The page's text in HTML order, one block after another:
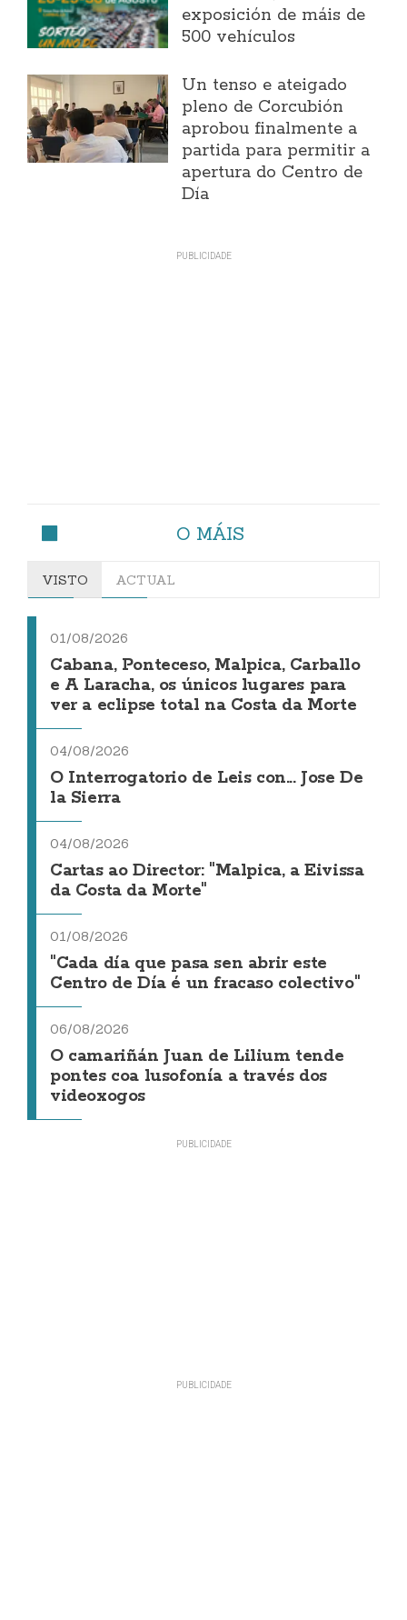
exposición de máis de
500 vehículos
Un tenso e ateigado
pleno de Corcubión
aprobou finalmente a
partida para permitir a
apertura do Centro de
Día
O MÁIS
VISTO ACTUAL
01/08/2026
Cabana, Ponteceso, Malpica, Carballo
e A Laracha, os únicos lugares para
ver a eclipse total na Costa da Morte
04/08/2026
O Interrogatorio de Leis con... Jose De
la Sierra
04/08/2026
Cartas ao Director: "Malpica, a Eivissa
da Costa da Morte"
01/08/2026
"Cada día que pasa sen abrir este
Centro de Día é un fracaso colectivo"
06/08/2026
O camariñán Juan de Lilium tende
pontes coa lusofonía a través dos
videoxogos